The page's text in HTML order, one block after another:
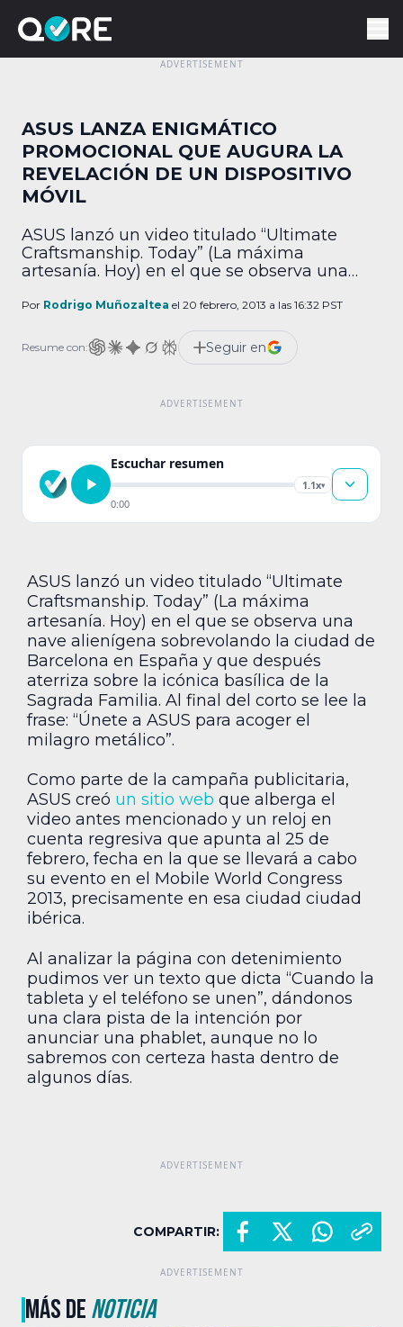
ASUS LANZA ENIGMÁTICO
PROMOCIONAL QUE AUGURA LA
REVELACIÓN DE UN DISPOSITIVO
MÓVIL
ASUS lanzó un video titulado “Ultimate
Craftsmanship. Today” (La máxima
artesanía. Hoy) en el que se observa una
Barcelona en España y que después
Sagrada Familia. Al final del corto se lee la
frase: “Únete a ASUS para acoger el milagro
Por Rodrigo Muñozaltea el 20 febrero, 2013 a las 16:32 PST
Resume con: Seguir en
Escuchar resumen
1.1x▾
0:00
ASUS lanzó un video titulado “Ultimate
Craftsmanship. Today” (La máxima
artesanía. Hoy) en el que se observa una
nave alienígena sobrevolando la ciudad de
Barcelona en España y que después
aterriza sobre la icónica basílica de la
Sagrada Familia. Al final del corto se lee la
frase: “Únete a ASUS para acoger el
milagro metálico”.
Como parte de la campaña publicitaria,
ASUS creó un sitio web que alberga el
video antes mencionado y un reloj en
cuenta regresiva que apunta al 25 de
febrero, fecha en la que se llevará a cabo
su evento en el Mobile World Congress
2013, precisamente en esa ciudad ciudad
ibérica.
Al analizar la página con detenimiento
pudimos ver un texto que dicta “Cuando la
tableta y el teléfono se unen”, dándonos
una clara pista de la intención por
anunciar una phablet, aunque no lo
sabremos con certeza hasta dentro de
algunos días.
COMPARTIR:
MÁS DENOTICIA